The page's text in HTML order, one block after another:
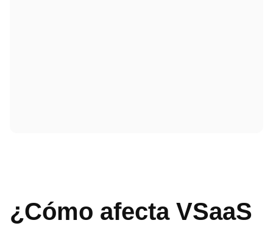
¿Cómo afecta VSaaS